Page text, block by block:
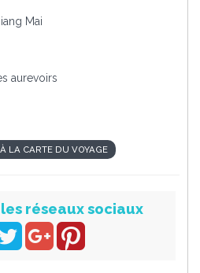
Mai
aurevoirs
LA CARTE DU VOYAGE
réseaux sociaux